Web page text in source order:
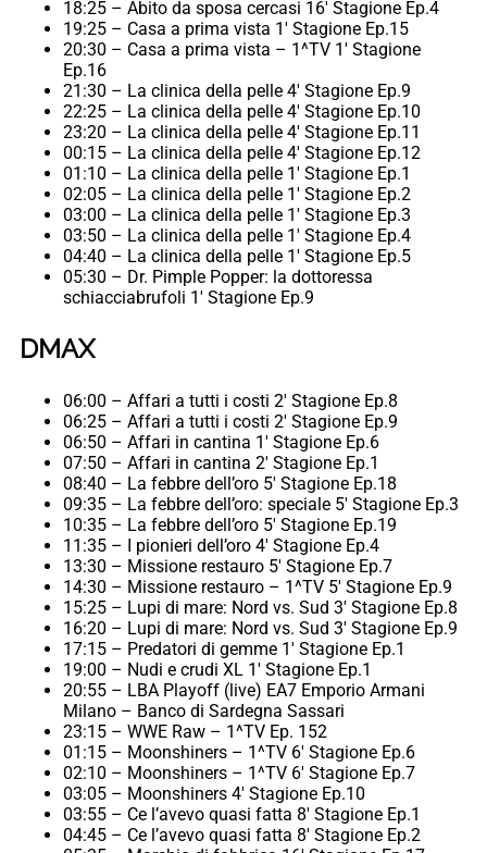
18:25 – Abito da sposa cercasi 16′ Stagione Ep.4
19:25 – Casa a prima vista 1′ Stagione Ep.15
20:30 – Casa a prima vista – 1^TV 1′ Stagione
Ep.16
21:30 – La clinica della pelle 4′ Stagione Ep.9
22:25 – La clinica della pelle 4′ Stagione Ep.10
23:20 – La clinica della pelle 4′ Stagione Ep.11
00:15 – La clinica della pelle 4′ Stagione Ep.12
01:10 – La clinica della pelle 1′ Stagione Ep.1
02:05 – La clinica della pelle 1′ Stagione Ep.2
03:00 – La clinica della pelle 1′ Stagione Ep.3
03:50 – La clinica della pelle 1′ Stagione Ep.4
04:40 – La clinica della pelle 1′ Stagione Ep.5
05:30 – Dr. Pimple Popper: la dottoressa
schiacciabrufoli 1′ Stagione Ep.9
DMAX
06:00 – Affari a tutti i costi 2′ Stagione Ep.8
06:25 – Affari a tutti i costi 2′ Stagione Ep.9
06:50 – Affari in cantina 1′ Stagione Ep.6
07:50 – Affari in cantina 2′ Stagione Ep.1
08:40 – La febbre dell’oro 5′ Stagione Ep.18
09:35 – La febbre dell’oro: speciale 5′ Stagione Ep.3
10:35 – La febbre dell’oro 5′ Stagione Ep.19
11:35 – I pionieri dell’oro 4′ Stagione Ep.4
13:30 – Missione restauro 5′ Stagione Ep.7
14:30 – Missione restauro – 1^TV 5′ Stagione Ep.9
15:25 – Lupi di mare: Nord vs. Sud 3′ Stagione Ep.8
16:20 – Lupi di mare: Nord vs. Sud 3′ Stagione Ep.9
17:15 – Predatori di gemme 1′ Stagione Ep.1
19:00 – Nudi e crudi XL 1′ Stagione Ep.1
20:55 – LBA Playoff (live) EA7 Emporio Armani
Milano – Banco di Sardegna Sassari
23:15 – WWE Raw – 1^TV Ep. 152
01:15 – Moonshiners – 1^TV 6′ Stagione Ep.6
02:10 – Moonshiners – 1^TV 6′ Stagione Ep.7
03:05 – Moonshiners 4′ Stagione Ep.10
03:55 – Ce l’avevo quasi fatta 8′ Stagione Ep.1
04:45 – Ce l’avevo quasi fatta 8′ Stagione Ep.2